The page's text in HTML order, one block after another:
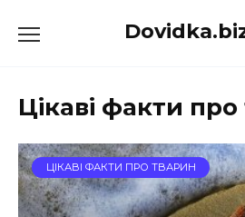
до
Цікаві факти
ЦІКАВІ ФАКТИ ПРО ТВАРИН